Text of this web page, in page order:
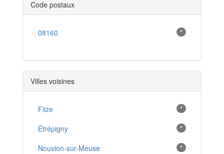
Code postaux
08160 *
Villes voisines
Flize *
Étrépigny *
Nouvion-sur-Meuse *